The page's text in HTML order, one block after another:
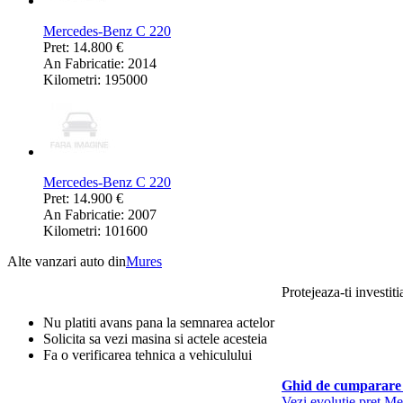
Mercedes-Benz C 220
Pret: 14.800 €
An Fabricatie: 2014
Kilometri: 195000
Mercedes-Benz C 220
Pret: 14.900 €
An Fabricatie: 2007
Kilometri: 101600
Alte vanzari auto dinMures
Protejeaza-ti
Nu platiti avans pana la semnarea actelor
Solicita sa vezi masina si actele acesteia
Fa o verificarea tehnica a vehiculului
Ghid de